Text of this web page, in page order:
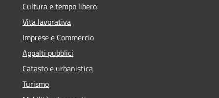
Cultura e tempo libero
Vita lavorativa
Imprese e Commercio
Appalti pubblici
Catasto e urbanistica
Turismo